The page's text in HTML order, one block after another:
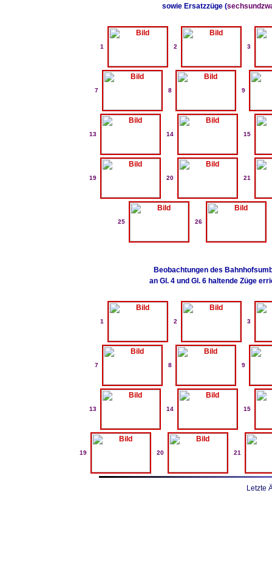
sowie Ersatzzüge (
1 2 3
7 8 9
13 14 15
19 20 21
25 26
Beobachtungen des
an Gl. 4 und Gl. 6 haltende Züge
1 2 3
7 8 9
13 14 15
19 20 21
Letzte